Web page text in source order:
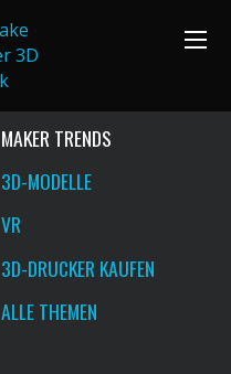
MAKER TRENDS
3D-MODELLE
VR
3D-DRUCKER KAUFEN
ALLE THEMEN